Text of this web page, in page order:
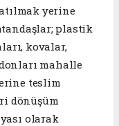
yerine
plastik
kovalar,
mahalle
teslim
dönüşüm
olarak